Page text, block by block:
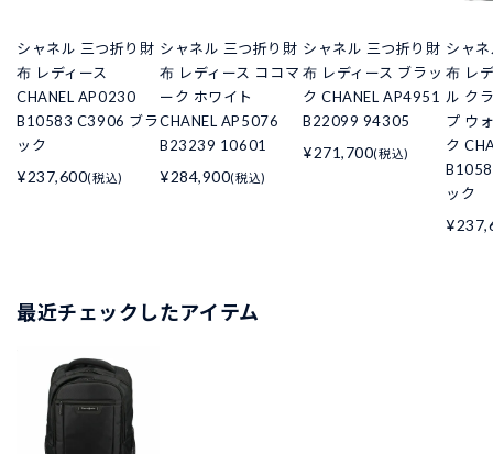
シャネル 三つ折り財
布 レディース
CHANEL AP0230
B10583 C3906 ブラ
ック
¥237,600(税込)
シャネル 三つ折り財
布 レディース ココマ
ーク ホワイト
CHANEL AP5076
B23239 10601
¥284,900(税込)
シャネル 三つ折り財
布 レディース ブラッ
ク CHANEL AP4951
B22099 94305
¥271,700(税込)
シャ
布 レ
ル ク
プ ウ
ク
ック
最近チェックしたアイテム